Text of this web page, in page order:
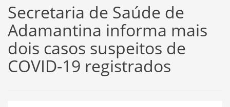
Secretaria de Saúde de
Adamantina informa mais
dois casos suspeitos de
COVID-19 registrados